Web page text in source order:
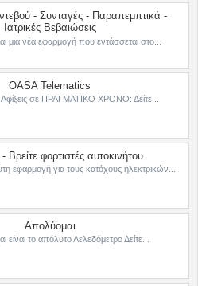
- Συνταγές - Παραπεμπτικά -
Ιατρικές Βεβαιώσεις
μια νέα εφαρμογή που εντάσσεται στο...
OASA Telematics
Αφίξεις σε ΠΡΑΓΜΑΤΙΚΟ ΧΡΟΝΟ: Δείτε...
Βρείτε φορτιστές αυτοκινήτου
εφαρμογή για τους κατόχους ηλεκτρικών...
Απολύομαι
είναι το απόλυτο Λελεδόμετρο Δείτε...